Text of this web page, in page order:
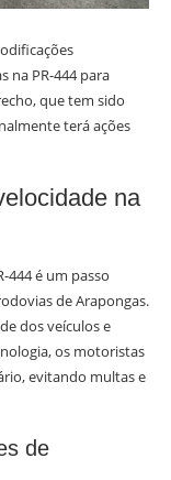
na PR-444 para
que tem sido
terá ações
na
444 é um passo
de Arapongas.
dos veículos e
os motoristas
evitando multas e
de